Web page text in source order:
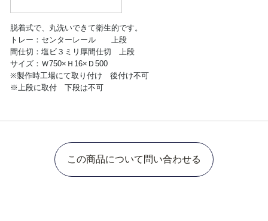
脱着式で、丸洗いできて衛生的です。
トレー：センターレール 上段
間仕切：塩ビ３ミリ厚間仕切 上段
サイズ：Ｗ750×Ｈ16×Ｄ500
※製作時工場にて取り付け 後付け不可
※上段に取付 下段は不可
この商品について問い合わせる